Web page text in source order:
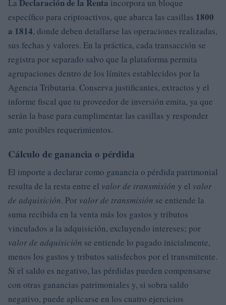
La Declaración de la Renta incorpora un bloque
específico para criptoactivos, que abarca las casillas 1800
a 1814, donde deben detallarse las operaciones realizadas,
sus fechas y valores. En la práctica, cada transacción se
registra por separado salvo que la plataforma permita
agrupaciones dentro de los límites establecidos por la
Agencia Tributaria. Conserva justificantes, extractos y el
informe fiscal que tu proveedor de inversión emita, ya que
serán la base para cumplimentar las casillas y responder
ante posibles requerimientos.
Cálculo de ganancia o pérdida
El importe a declarar como ganancia o pérdida patrimonial
resulta de la resta entre el valor de transmisión y el valor
de adquisición. Por valor de transmisión se entiende la
suma recibida en la venta más los gastos y tributos
vinculados a la adquisición, excluyendo intereses; por
valor de adquisición se entiende lo pagado inicialmente,
menos los gastos y tributos satisfechos por el transmitente.
Si el saldo es negativo, las pérdidas pueden compensarse
con otras ganancias patrimoniales y, si sobra saldo
negativo, puede aplicarse en los cuatro ejercicios